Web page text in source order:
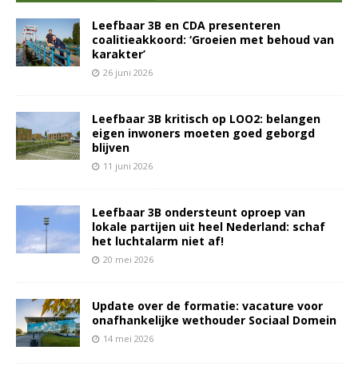
Leefbaar 3B en CDA presenteren
coalitieakkoord: ‘Groeien met behoud van
karakter’
26 juni 2026
Leefbaar 3B kritisch op LOO2: belangen
eigen inwoners moeten goed geborgd
blijven
11 juni 2026
Leefbaar 3B ondersteunt oproep van
lokale partijen uit heel Nederland: schaf
het luchtalarm niet af!
20 mei 2026
Update over de formatie: vacature voor
onafhankelijke wethouder Sociaal Domein
14 mei 2026